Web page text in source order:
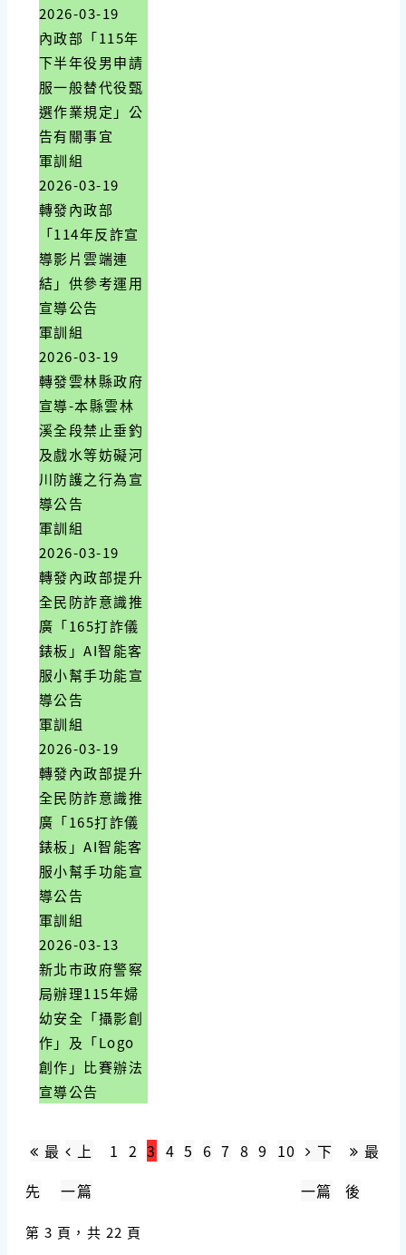
2026-03-19
內政部「115年
下半年役男申請
服一般替代役甄
選作業規定」公
告有關事宜
軍訓組
2026-03-19
轉發內政部
「114年反詐宣
導影片雲端連
結」供參考運用
宣導公告
軍訓組
2026-03-19
轉發雲林縣政府
宣導-本縣雲林
溪全段禁止垂釣
及戲水等妨礙河
川防護之行為宣
導公告
軍訓組
2026-03-19
轉發內政部提升
全民防詐意識推
廣「165打詐儀
錶板」AI智能客
服小幫手功能宣
導公告
軍訓組
2026-03-19
轉發內政部提升
全民防詐意識推
廣「165打詐儀
錶板」AI智能客
服小幫手功能宣
導公告
軍訓組
2026-03-13
新北市政府警察
局辦理115年婦
幼安全「攝影創
作」及「Logo
創作」比賽辦法
宣導公告
最
先
上
一篇
1 2 3 4 5 6 7 8 9 10
下
一篇
最
後
第 3 頁，共 22 頁